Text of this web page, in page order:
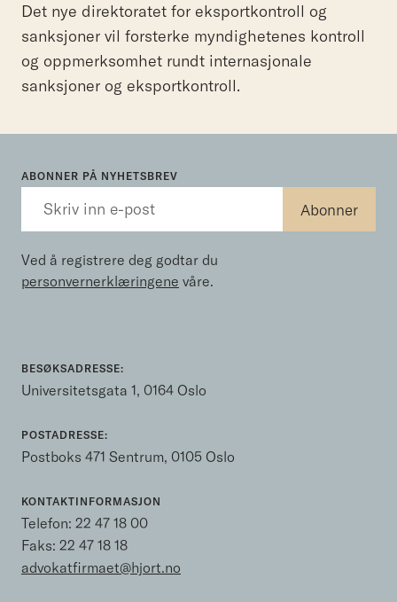
Det nye direktoratet for eksportkontroll og
sanksjoner vil forsterke myndighetenes kontroll
og oppmerksomhet rundt internasjonale
sanksjoner og eksportkontroll.
ABONNER PÅ NYHETSBREV
Ved å registrere deg godtar du
personvernerklæringene våre.
BESØKSADRESSE:
Universitetsgata 1, 0164 Oslo
POSTADRESSE:
Postboks 471 Sentrum, 0105 Oslo
KONTAKTINFORMASJON
Telefon: 22 47 18 00
Faks: 22 47 18 18
advokatfirmaet@hjort.no